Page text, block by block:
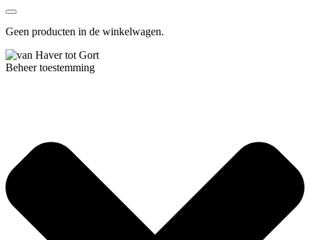
Geen producten in de winkelwagen.
Beheer toestemming